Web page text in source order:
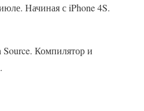
Начиная с iPhone 4S.
Source. Компилятор и